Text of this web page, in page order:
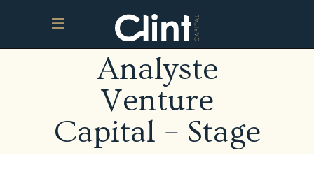
Analyste
Venture
Capital – Stage